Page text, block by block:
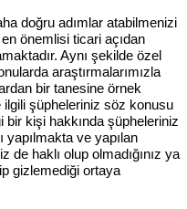
doğru adımlar atabilmenizi
önemlisi ticari açıdan
Aynı şekilde özel
araştırmalarımızla
bir tanesine örnek
şüpheleriniz söz konusu
bir kişi hakkında şüpheleriniz
yapılmakta ve yapılan
de haklı olup olmadığınız ya
gizlemediği ortaya